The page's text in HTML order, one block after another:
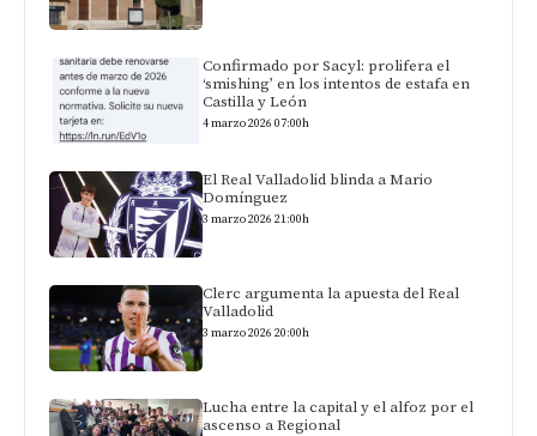
Confirmado por Sacyl: prolifera el
‘smishing’ en los intentos de estafa en
Castilla y León
4 marzo 2026 07:00h
El Real Valladolid blinda a Mario
Domínguez
3 marzo 2026 21:00h
Clerc argumenta la apuesta del Real
Valladolid
3 marzo 2026 20:00h
Lucha entre la capital y el alfoz por el
ascenso a Regional